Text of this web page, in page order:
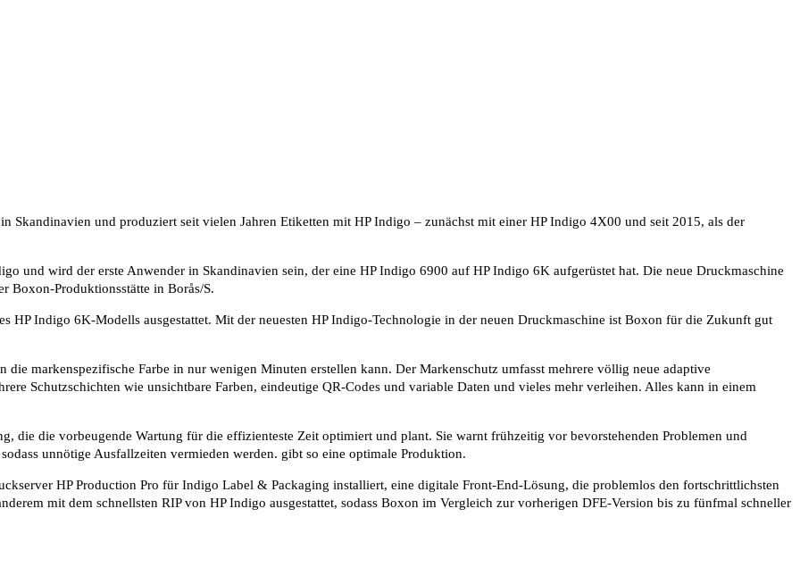
Skandinavien und produziert seit vielen Jahren Etiketten mit HP Indigo – zunächst mit einer HP Indigo 4X00 und seit 2015, als der
und wird der erste Anwender in Skandinavien sein, der eine HP Indigo 6900 auf HP Indigo 6K aufgerüstet hat. Die neue Druckmaschine
Boxon-Produktionsstätte in Borås/S.
HP Indigo 6K-Modells ausgestattet. Mit der neuesten HP Indigo-Technologie in der neuen Druckmaschine ist Boxon für die Zukunft gut
die markenspezifische Farbe in nur wenigen Minuten erstellen kann. Der Markenschutz umfasst mehrere völlig neue adaptive
Schutzschichten wie unsichtbare Farben, eindeutige QR-Codes und variable Daten und vieles mehr verleihen. Alles kann in einem
die die vorbeugende Wartung für die effizienteste Zeit optimiert und plant. Sie warnt frühzeitig vor bevorstehenden Problemen und
unnötige Ausfallzeiten vermieden werden. gibt so eine optimale Produktion.
HP Production Pro für Indigo Label & Packaging installiert, eine digitale Front-End-Lösung, die problemlos den fortschrittlichsten
mit dem schnellsten RIP von HP Indigo ausgestattet, sodass Boxon im Vergleich zur vorherigen DFE-Version bis zu fünfmal schneller